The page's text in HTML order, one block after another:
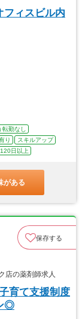
フィスビル内
勤なし
り
スキルアップ
日以上
がある
保存する
店の薬剤師求人
育て支援制度
◎